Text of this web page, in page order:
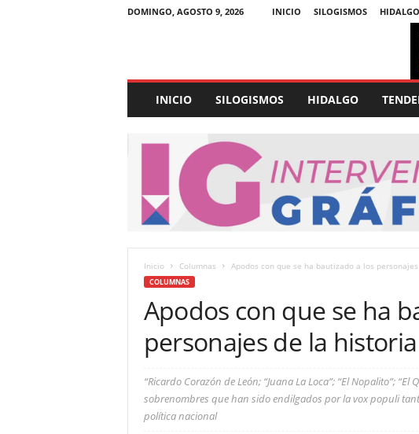
DOMINGO, AGOSTO 9, 2026 INICIO SILOGISMOS HIDALGO
p
e
U
INICIO SILOGISMOS HIDALGO
Inicio Columnas Apodos con que se ha bautizado a los
COLUMNAS
Apodos con que se ha
personajes de la historia
“Ricardo Corazón de León; “Juana La Loca”; “El Nopalito”;
sobrenombres que han sido endilgados por la vox populi
política nacional